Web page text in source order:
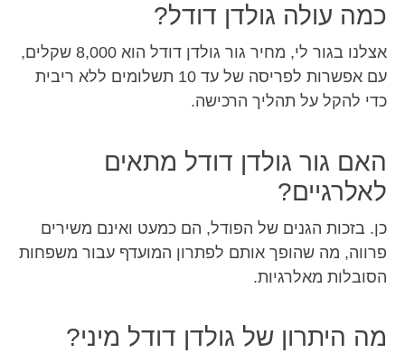
כמה עולה גולדן דודל?
אצלנו בגור לי, מחיר גור גולדן דודל הוא 8,000 שקלים,
עם אפשרות לפריסה של עד 10 תשלומים ללא ריבית
כדי להקל על תהליך הרכישה.
האם גור גולדן דודל מתאים
לאלרגיים?
כן. בזכות הגנים של הפודל, הם כמעט ואינם משירים
פרווה, מה שהופך אותם לפתרון המועדף עבור משפחות
הסובלות מאלרגיות.
מה היתרון של גולדן דודל מיני?